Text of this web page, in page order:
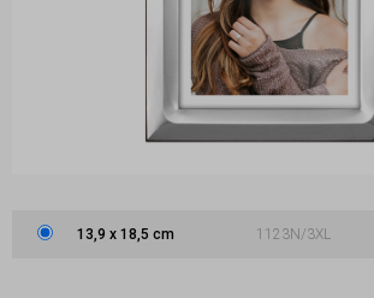
13,9x 18,5 cm 1123N/3XL